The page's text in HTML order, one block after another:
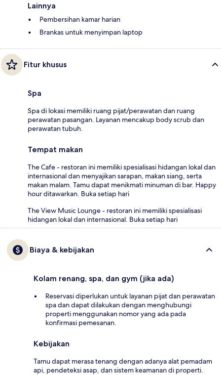
Lainnya
Pembersihan kamar harian
Brankas untuk menyimpan laptop
Fitur khusus
Spa
Spa di lokasi memiliki ruang pijat/perawatan dan ruang
perawatan pasangan. Layanan mencakup body scrub dan
perawatan tubuh.
Tempat makan
The Cafe - restoran ini memiliki spesialisasi hidangan lokal dan
internasional dan menyajikan sarapan, makan siang, serta
makan malam. Tamu dapat menikmati minuman di bar. Happy
hour ditawarkan. Buka setiap hari
The View Music Lounge - restoran ini memiliki spesialisasi
hidangan lokal dan internasional. Buka setiap hari
Biaya & kebijakan
Kolam renang, spa, dan gym (jika ada)
Reservasi diperlukan untuk layanan pijat dan perawatan
spa dan dapat dilakukan dengan menghubungi
properti menggunakan nomor yang ada pada
konfirmasi pemesanan.
Kebijakan
Tamu dapat merasa tenang dengan adanya alat pemadam
api, pendeteksi asap, dan sistem keamanan di properti.